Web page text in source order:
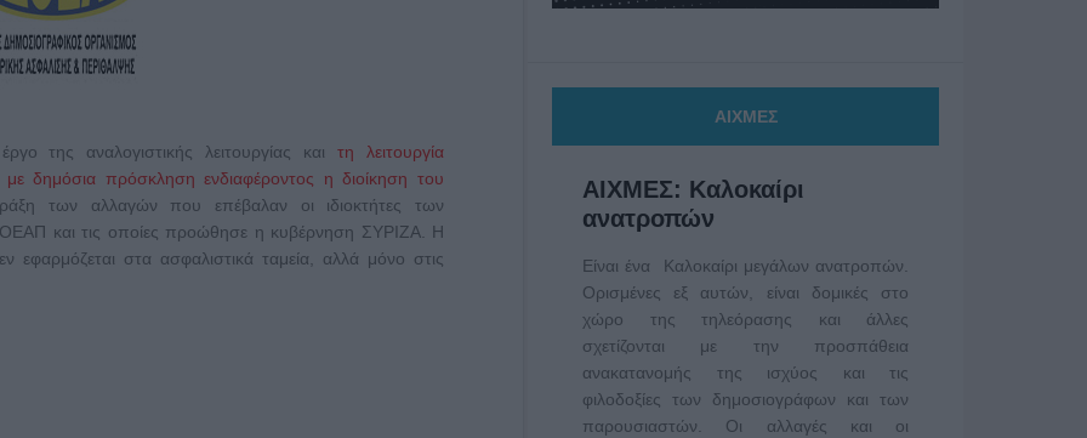
της αναλογιστικής λειτουργίας καιτη λειτουργία
με δημόσια πρόσκληση ενδιαφέροντος η διοίκηση του
των αλλαγών που επέβαλαν οι ιδιοκτήτες των
και τις οποίες προώθησε η κυβέρνηση ΣΥΡΙΖΑ. Η
εφαρμόζεται στα ασφαλιστικά ταμεία, αλλά μόνο στις
ΑΙΧΜΕΣ
ΑΙΧΜΕΣ: Καλοκαίρι
ανατροπών
Είναι ένα Καλοκαίρι μεγάλων ανατροπών.
Ορισμένες εξ αυτών, είναι δομικές στο
χώρο της τηλεόρασης και άλλες
σχετίζονται με την προσπάθεια
ανακατανομής της ισχύος και τις
φιλοδοξίες των δημοσιογράφων και των
παρουσιαστών. Οι αλλαγές και οι